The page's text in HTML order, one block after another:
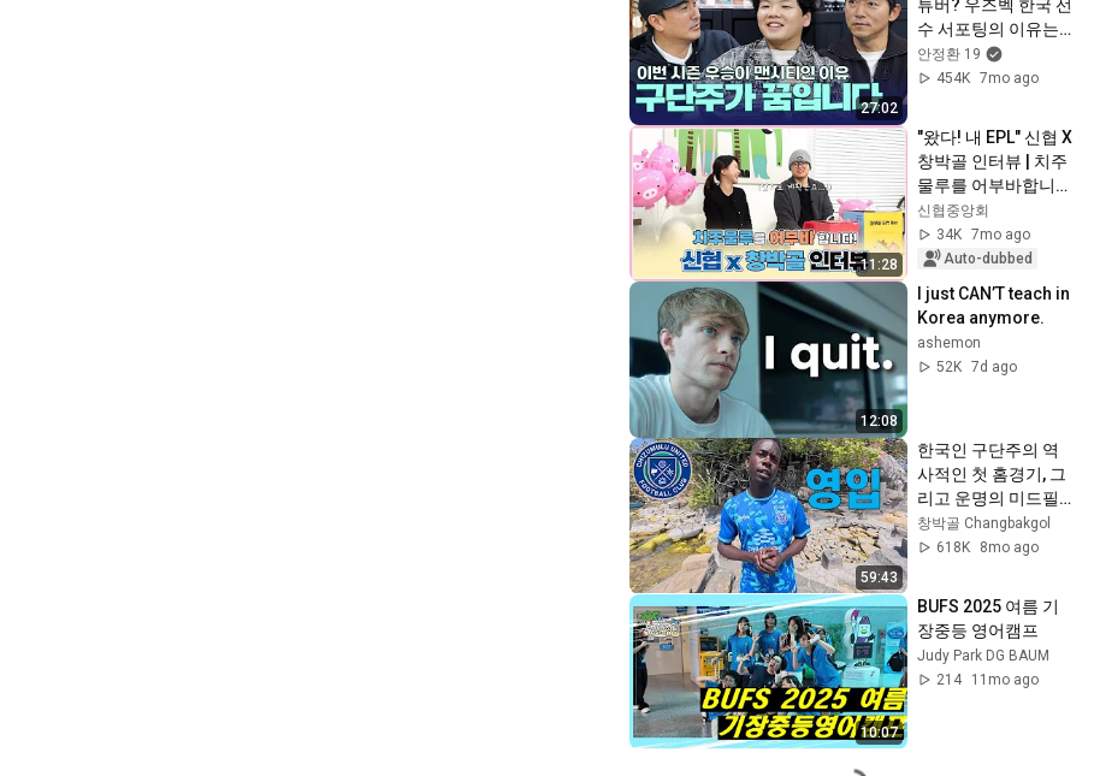
27:02
튜버? 우즈벡 한국 선
수 서포팅의 이유는
축구 구단주가 버킷
리스트라서? 맨시티
안정환 19
454K 7mo ago
11:28
"왔다! 내 EPL" 신협 X
창박골 인터뷰 | 치주
물루를 어부바합니
다!
신협중앙회
34K 7mo ago
Auto-dubbed
12:08
I just CAN’T teach in
Korea anymore.
ashemon
52K 7d ago
59:43
한국인 구단주의 역
사적인 첫 홈경기, 그
리고 운명의 미드필
더 영입 대작전 [6]
창박골 Changbakgol
618K
8mo ago
10:07
BUFS 2025 여름 기
장중등 영어캠프
Judy Park DG BAUM
214
11mo ago